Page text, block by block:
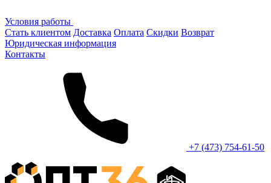
Условия работы
Стать клиентом Доставка Оплата Скидки Возврат
Юридическая информация
Контакты
+7 (473) 754-61-50